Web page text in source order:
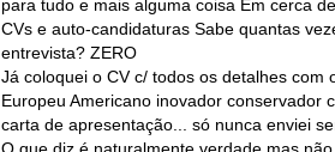
para tudo e mais alguma coisa Em cerca
CVs e auto-candidaturas Sabe quantas
entrevista? ZERO
Já coloquei o CV c/ todos os detalhes com
Europeu Americano inovador conservador
carta de apresentação... só nunca enviei